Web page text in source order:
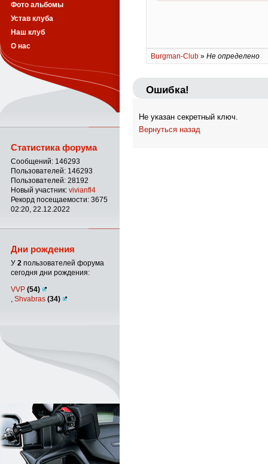
Burgman-Club » Не определено
Ошибка!
Не указан секретный ключ.
Вернуться назад
Фото альбомы
Устав клуба
Наш клуб
О нас
Статистика форума
Сообщений: 146293
Пользователей: 146293
Пользователей: 28192
Новый участник: vivianfl4
Рекорд посещаемости: 3675
02:20, 22.12.2022
Дни рождения
У 2 пользователей форума
сегодня дни рождения:
VVP (54)
Shvabras (34)